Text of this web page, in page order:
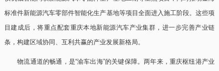
标准件新能源汽车零部件智能化生产基地等项目全面进入施工阶段。这些项
目建成后，将重点配套重庆本地新能源汽车产业集群，进一步完善产业链
条，构建区域协同、互利共赢的产业发展新格局。
物流通道的畅通，是“渝车出海”的关键保障。两年来，重庆枢纽港产业